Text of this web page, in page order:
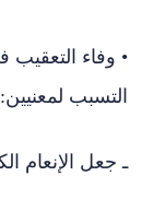
• وفاء التعقيب
التسبب لمعنيين:
ـ جعل الإنعام